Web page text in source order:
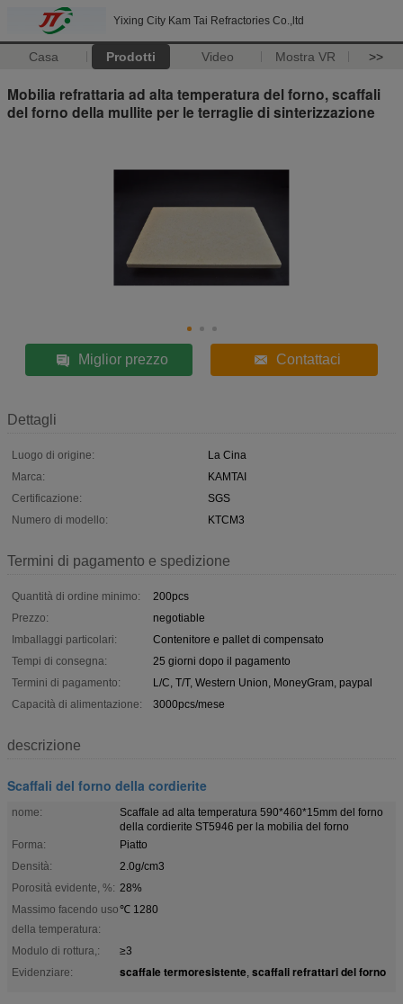
Yixing City Kam Tai Refractories Co.,ltd
Casa Prodotti Video Mostra VR >>
Mobilia refrattaria ad alta temperatura del forno, scaffali
del forno della mullite per le terraglie di sinterizzazione
Miglior prezzo Contattaci
Dettagli
Luogo di origine:
La Cina
Marca:
KAMTAI
Certificazione:
SGS
Numero di modello:
KTCM3
Termini di pagamento e spedizione
Quantità di ordine minimo:
200pcs
Prezzo:
negotiable
Imballaggi particolari:
Contenitore e pallet di compensato
Tempi di consegna:
25 giorni dopo il pagamento
Termini di pagamento:
L/C, T/T, Western Union, MoneyGram, paypal
Capacità di alimentazione:
3000pcs/mese
descrizione
Scaffali del forno della cordierite
nome:
Scaffale ad alta temperatura 590*460*15mm del forno
della cordierite ST5946 per la mobilia del forno
Forma:
Piatto
Densità:
2.0g/cm3
Porosità evidente, %: 28%
Massimo facendo uso
della temperatura:
℃ 1280
Modulo di rottura,:
≥3
Evidenziare:
scaffale termoresistente, scaffali refrattari del forno